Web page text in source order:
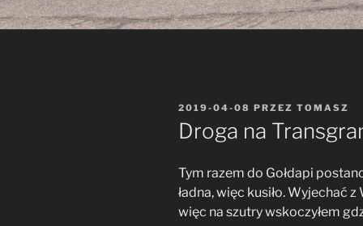
OPUBLIKOWANE
2019-04-08 PRZEZ TOMASZ
Droga na
Tym razem do Gołdapi
ładna, więc kusiło. Wyjechać
więc na szutry wskoczyłem